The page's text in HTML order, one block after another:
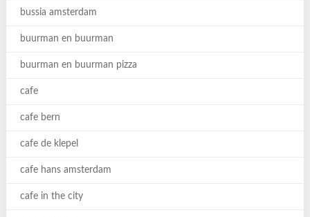
bussia amsterdam
buurman en buurman
buurman en buurman pizza
cafe
cafe bern
cafe de klepel
cafe hans amsterdam
cafe in the city